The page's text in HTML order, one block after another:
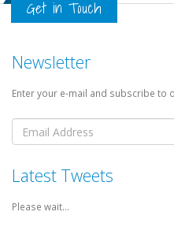
Get in Touch
Newsletter
Enter your e-mail and subscribe to
Latest Tweets
Please wait...